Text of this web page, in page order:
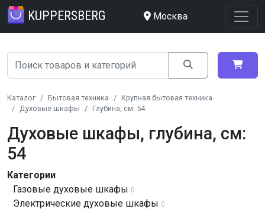
KUPPERSBERG Москва
Каталог Бытовая техника
Крупная бытовая техника
Духовые шкафы
Глубина, см: 54
Духовые шкафы, глубина, см:
54
Категории
Газовые духовые шкафы 0
Электрические духовые шкафы 0